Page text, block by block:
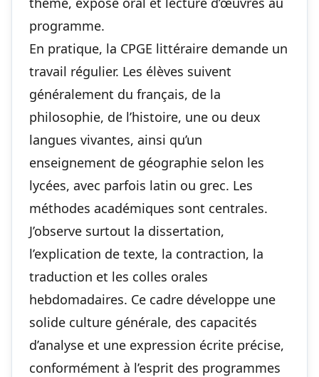
programme.
En pratique, la CPGE littéraire demande un
travail régulier. Les élèves suivent
généralement du français, de la
philosophie, de l’histoire, une ou deux
langues vivantes, ainsi qu’un
enseignement de géographie selon les
lycées, avec parfois latin ou grec. Les
méthodes académiques sont centrales.
J’observe surtout la dissertation,
l’explication de texte, la contraction, la
traduction et les colles orales
hebdomadaires. Ce cadre développe une
solide culture générale, des capacités
d’analyse et une expression écrite précise,
conformément à l’esprit des programmes